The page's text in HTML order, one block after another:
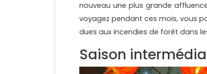
nouveau une plus grande
voyagez pendant ces mois, vous
dues aux incendies de forêt dans
Saison